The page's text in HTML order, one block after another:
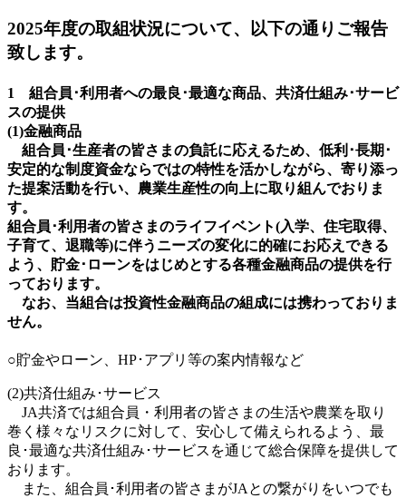
2025年度の取組状況について、以下の通りご報告
致します。
1 組合員･利用者への最良･最適な商品、共済仕組み･サービ
スの提供
(1)金融商品
組合員･生産者の皆さまの負託に応えるため、低利･長期･
安定的な制度資金ならではの特性を活かしながら、寄り添っ
た提案活動を行い、農業生産性の向上に取り組んでおりま
す。
組合員･利用者の皆さまのライフイベント(入学、住宅取得、
子育て、退職等)に伴うニーズの変化に的確にお応えできる
よう、貯金･ローンをはじめとする各種金融商品の提供を行
っております。
なお、当組合は投資性金融商品の組成には携わっておりま
せん。
○貯金やローン、HP･アプリ等の案内情報など
(2)共済仕組み･サービス
JA共済では組合員・利用者の皆さまの生活や農業を取り
巻く様々なリスクに対して、安心して備えられるよう、最
良･最適な共済仕組み･サービスを通じて総合保障を提供して
おります。
また、組合員･利用者の皆さまがJAとの繋がりをいつでも